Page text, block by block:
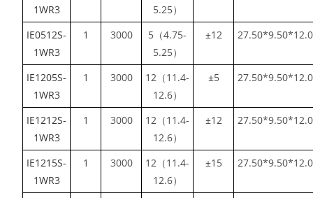
1WR3
5.25）
IE0512S-
1WR3
1 3000
5（4.75-
5.25）
±12
IE1205S-
1WR3
1 3000
12（11.4-
12.6）
±5
IE1212S-
1WR3
1 3000
12（11.4-
12.6）
±12
IE1215S-
1WR3
1 3000
12（11.4-
12.6）
±15